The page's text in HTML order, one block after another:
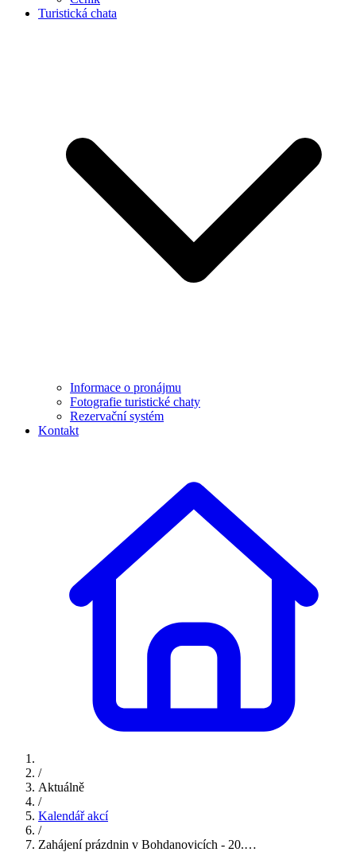
Turistická chata
Informace o pronájmu
Fotografie turistické chaty
Rezervační systém
Kontakt
/
Aktuálně
/
Kalendář akcí
/
Zahájení prázdnin v Bohdanovicích - 20.…